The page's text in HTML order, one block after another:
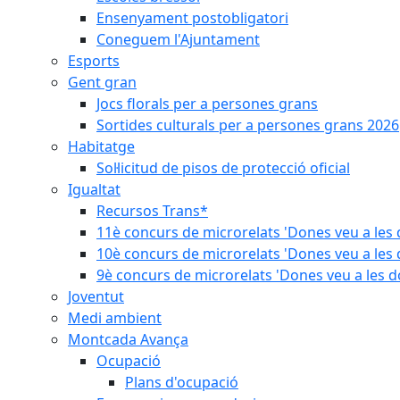
Ensenyament postobligatori
Coneguem l'Ajuntament
Esports
Gent gran
Jocs florals per a persones grans
Sortides culturals per a persones grans 2026
Habitatge
Sol·licitud de pisos de protecció oficial
Igualtat
Recursos Trans*
11è concurs de microrelats 'Dones veu a les
10è concurs de microrelats 'Dones veu a les
9è concurs de microrelats 'Dones veu a les
Joventut
Medi ambient
Montcada Avança
Ocupació
Plans d'ocupació